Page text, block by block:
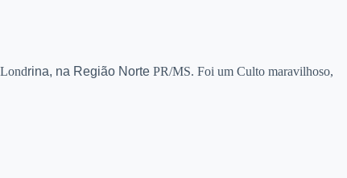
rina, na Região Norte PR/MS. Foi um Culto maravilhoso,